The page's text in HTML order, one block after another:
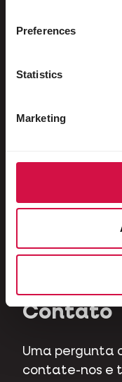
Preferences
Statistics
Marketing
Coelhos
Gatos
Porcos de
Contato
Uma pergunta
contate-nos e